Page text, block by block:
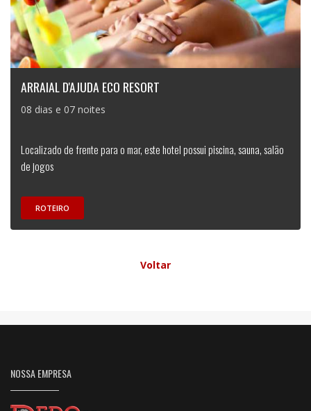
ARRAIAL D'AJUDA ECO RESORT
08 dias e 07 noites
Localizado de frente para o mar, este hotel possui piscina, sauna, salão
de jogos
ROTEIRO
Voltar
NOSSA EMPRESA